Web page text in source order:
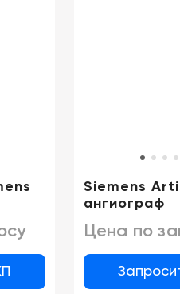
Siemens
ангиограф
Цена по